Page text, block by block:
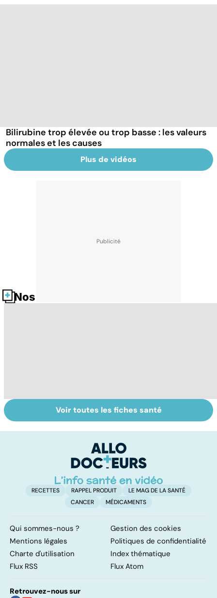
Bilirubine trop élevée ou trop basse : les valeurs
normales et les causes
Plus de vidéos
Nos fiches santé
Tout savoir sur
les infections
Virus du Nil
occidental : ce
sur cette
infection
Voir toutes les fiches santé
RECETTES RAPPEL PRODUIT
LE MAG DE LA SANTÉ
CANCER
MÉDICAMENTS
Qui sommes-nous ?
Gestion des cookies
Mentions légales
Politiques de confidentialité
Charte d'utilisation
Index thématique
Flux RSS
Flux Atom
Retrouvez-nous sur